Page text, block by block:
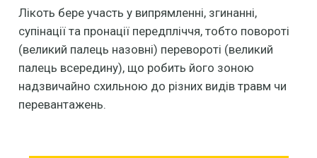
Лікоть бере участь у випрямленні, згинанні,
супінації та пронації передпліччя, тобто повороті
(великий палець назовні) перевороті (великий
палець всередину), що робить його зоною
надзвичайно схильною до різних видів травм чи
перевантажень.